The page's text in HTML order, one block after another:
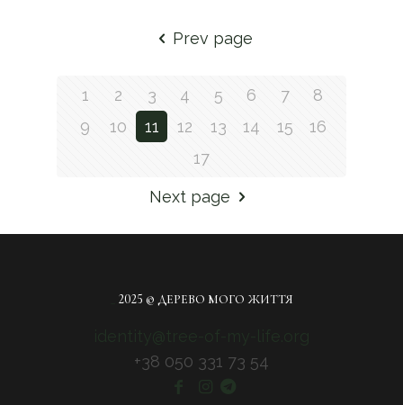
Prev page
1 2 3 4 5 6 7
8
9
10 11 12 13 14 15
16
17
Next page
2025 © ДЕРЕВО МОГО ЖИТТЯ
+38 050 331 73 54